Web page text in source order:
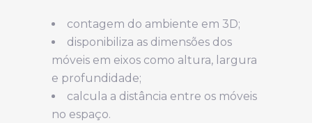
contagem do ambiente em 3D;
disponibiliza as dimensões dos
móveis em eixos como altura, largura
e profundidade;
calcula a distância entre os móveis
no espaço.